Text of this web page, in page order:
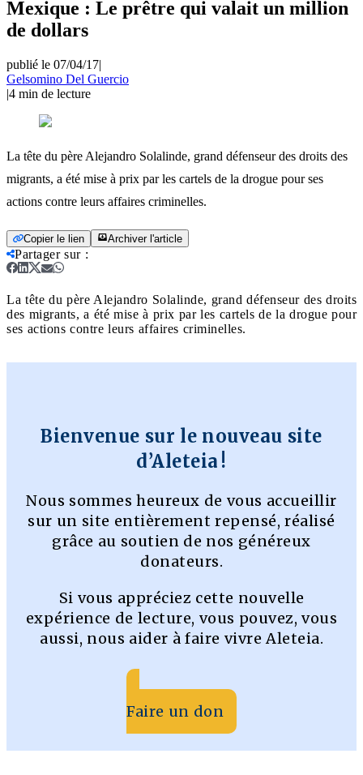
Mexique : Le prêtre qui valait un million
de dollars
publié le 07/04/17|
Gelsomino Del Guercio
|4 min de lecture
La tête du père Alejandro Solalinde, grand défenseur des droits des
migrants, a été mise à prix par les cartels de la drogue pour ses
actions contre leurs affaires criminelles.
Copier le lien Archiver l'article
Partager sur:
La tête du père Alejandro Solalinde, grand défenseur des droits
des migrants, a été mise à prix par les cartels de la drogue pour
ses actions contre leurs affaires criminelles.
Bienvenue sur le nouveau site
d’Aleteia !
Nous sommes heureux de vous accueillir
sur un site entièrement repensé, réalisé
grâce au soutien de nos généreux
donateurs.
Si vous appréciez cette nouvelle
expérience de lecture, vous pouvez, vous
aussi, nous aider à faire vivre Aleteia.
Faire un don